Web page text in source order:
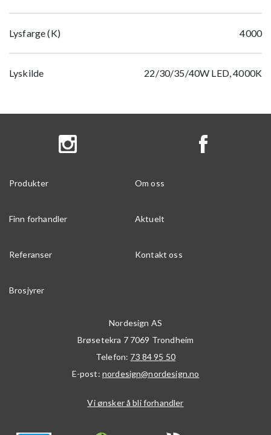
Lysfarge (K) 4000
Lyskilde 22/30/35/40W LED, 4000K
Produkter Om oss
Finn forhandler Aktuelt
Referanser Kontakt oss
Brosjyrer
Nordesign AS
Brøsetekra 7 7069 Trondheim
Telefon: 73 84 95 50
E-post: nordesign@nordesign.no
Vi ønsker å bli forhandler